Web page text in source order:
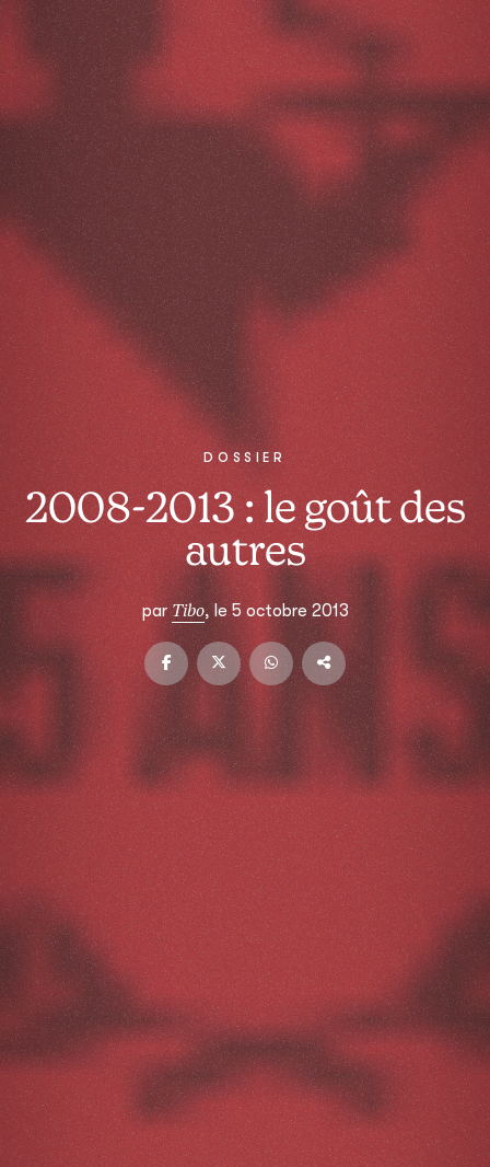
DOSSIER
2008-2013 : le goût des
autres
par Tibo, le 5 octobre 2013